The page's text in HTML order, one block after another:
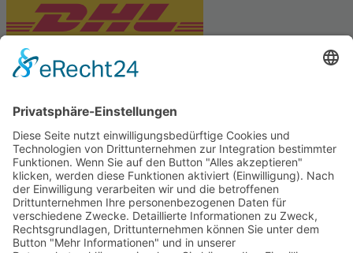
Tekal – Textile Lebensqualität
Exklusive moderne & Orientteppiche
Feuerwerk XXL
Pyrotechnik online bestellen